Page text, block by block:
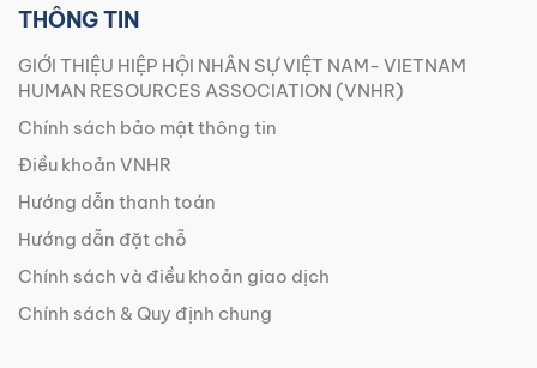
THÔNG TIN
GIỚI THIỆU HIỆP HỘI NHÂN SỰ VIỆT NAM- VIETNAM
HUMAN RESOURCES ASSOCIATION (VNHR)
Chính sách bảo mật thông tin
Điều khoản VNHR
Hướng dẫn thanh toán
Hướng dẫn đặt chỗ
Chính sách và điều khoản giao dịch
Chính sách & Quy định chung